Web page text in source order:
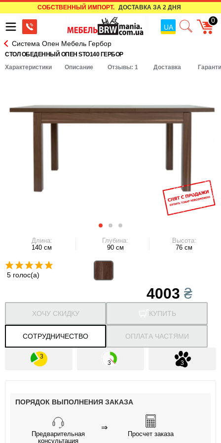
СОБСТВЕННЫЙ ИМПОРТ. ДОСТАВКА ЗА 2 ДНЯ
UA
0
Система Опен Мебель Гербор
СТОЛ ОБЕДЕННЫЙ ОПЕН STO140 ГЕРБОР
Характеристики
Описание Отзывы: 1 Доставка
Длина:
140 см
Глубина:
90 см
Высота:
76 см
5 голос(а)
4003₴
КУПИТЬ
СОТРУДНИЧЕСТВО
ХОЧУ СКИДКУ
ОПЛАТА ЧАСТЯМИ
ПОРЯДОК ВЫПОЛНЕНИЯ ЗАКАЗА
Предварительная
консультация
⇒
Просчет заказа